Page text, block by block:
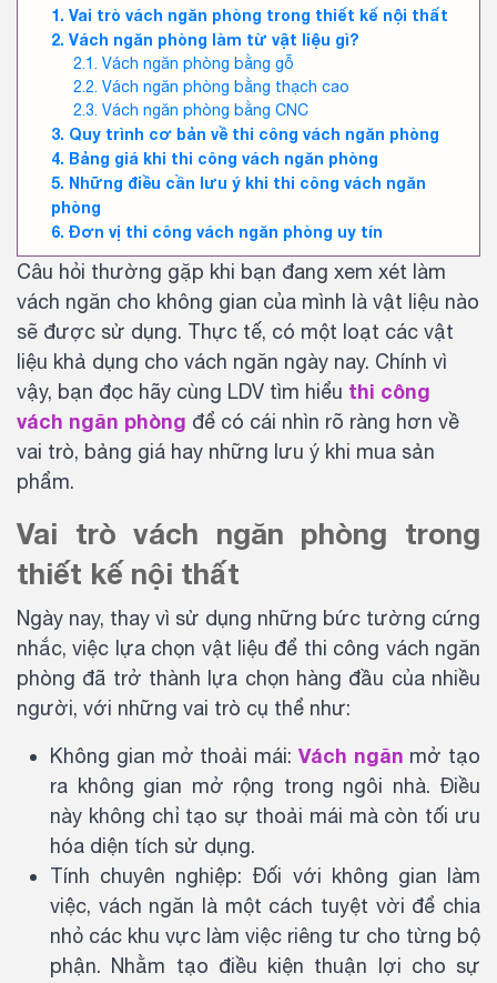
Vai trò vách ngăn phòng trong thiết kế nội thất
Vách ngăn phòng làm từ vật liệu gì?
Vách ngăn phòng bằng gỗ
Vách ngăn phòng bằng thạch cao
Vách ngăn phòng bằng CNC
Quy trình cơ bản về thi công vách ngăn phòng
Bảng giá khi thi công vách ngăn phòng
Những điều cần lưu ý khi thi công vách ngăn
phòng
Đơn vị thi công vách ngăn phòng uy tín
Câu hỏi thường gặp khi bạn đang xem xét làm
vách ngăn cho không gian của mình là vật liệu nào
sẽ được sử dụng. Thực tế, có một loạt các vật
liệu khả dụng cho vách ngăn ngày nay. Chính vì
vậy, bạn đọc hãy cùng LDV tìm hiểu thi công
vách ngăn phòng để có cái nhìn rõ ràng hơn về
vai trò, bảng giá hay những lưu ý khi mua sản
phẩm.
Vai trò vách ngăn phòng trong
thiết kế nội thất
Ngày nay, thay vì sử dụng những bức tường cứng
nhắc, việc lựa chọn vật liệu để thi công vách ngăn
phòng đã trở thành lựa chọn hàng đầu của nhiều
người, với những vai trò cụ thể như:
Không gian mở thoải mái: Vách ngăn mở tạo
ra không gian mở rộng trong ngôi nhà. Điều
này không chỉ tạo sự thoải mái mà còn tối ưu
hóa diện tích sử dụng.
Tính chuyên nghiệp: Đối với không gian làm
việc, vách ngăn là một cách tuyệt vời để chia
nhỏ các khu vực làm việc riêng tư cho từng bộ
phận. Nhằm tạo điều kiện thuận lợi cho sự